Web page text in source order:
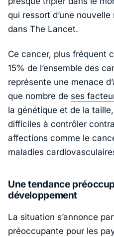
qui ressort d’une
dans The Lancet.
Ce cancer, plus fréquent
15% de l’ensemble des
représente une menace
que nombre de ses
la génétique et de la
difficiles à contrôler
affections comme le
maladies
Une tendance
développement
La situation s’annonce
préoccupante pour les